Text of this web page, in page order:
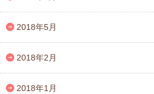
2018年5月
2018年2月
2018年1月